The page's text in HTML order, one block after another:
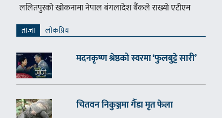
ललितपुरको खोकनामा नेपाल बंगलादेश बैंकले राख्यो एटीएम
ताजा लाेकप्रिय
मदनकृष्ण श्रेष्ठको स्वरमा ‘फुलबुट्टे सारी’
चितवन निकुञ्जमा गैँडा मृत फेला